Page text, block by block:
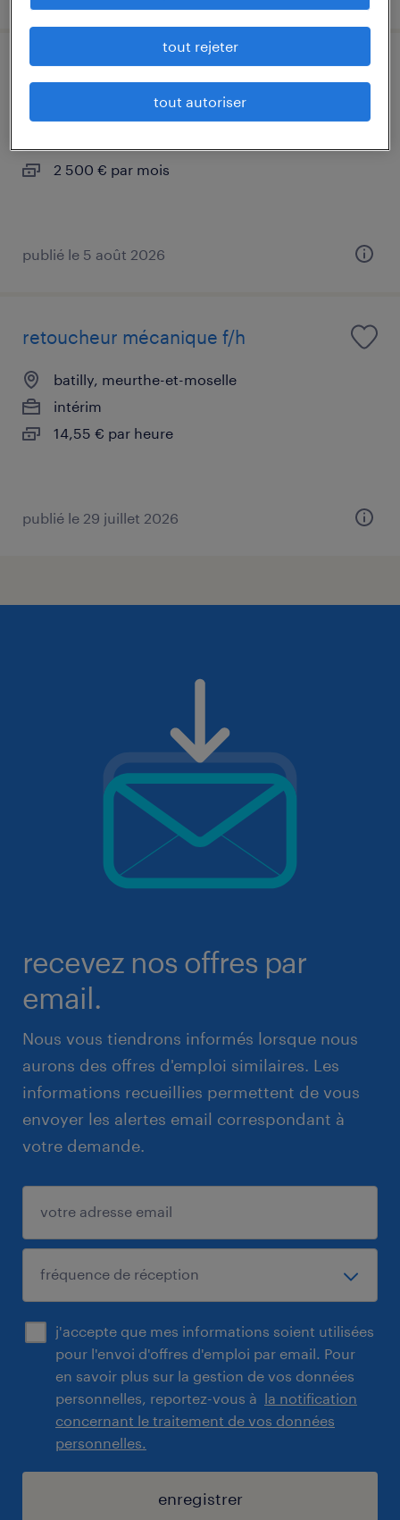
infirmier de (f/h)
2 500 € par mois
publié le 5 août 2026
retoucheur mécanique f/h
batilly, meurthe-et-moselle
intérim
14,55 € par heure
publié le 29 juillet 2026
recevez nos offres par
email.
Nous vous tiendrons informés lorsque nous
aurons des offres d'emploi similaires. Les
informations recueillies permettent de vous
envoyer les alertes email correspondant à
votre demande.
j'accepte que mes informations soient utilisées
pour l'envoi d'offres d'emploi par email. Pour
en savoir plus sur la gestion de vos données
personnelles, reportez-vous à la notification
concernant le traitement de vos données
personnelles.
enregistrer
tout rejeter
tout autoriser